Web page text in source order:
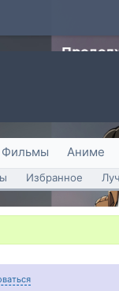
Фильмы Аниме
Избранное